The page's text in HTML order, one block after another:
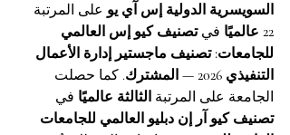
السويسرية الدولية إس آي يو على المرتبة
22 عالميًا
في تصنيف كيو إس العالمي
للجامعات: تصنيف ماجستير إدارة الأعمال
التنفيذي 2026 — المشترك
. كما حصلت
الجامعة على المرتبة الثالثة عالميًا في
تصنيف كيو آر إن دبليو العالمي للجامعات